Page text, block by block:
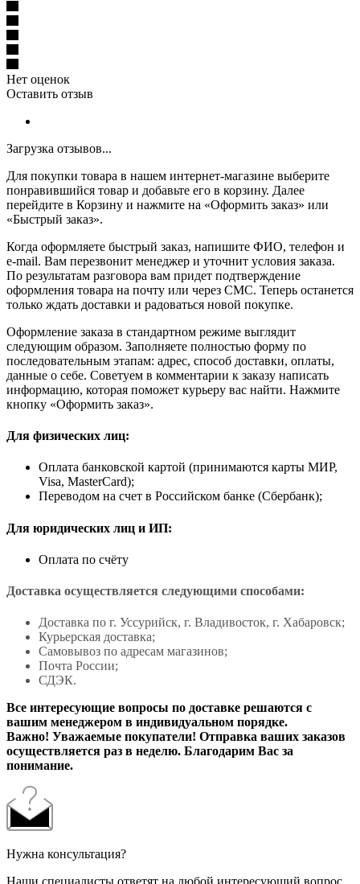
Нет оценок
Оставить отзыв
Загрузка отзывов...
Для покупки товара в нашем интернет-магазине выберите
понравившийся товар и добавьте его в корзину. Далее
перейдите в Корзину и нажмите на «Оформить заказ» или
«Быстрый заказ».
Когда оформляете быстрый заказ, напишите ФИО, телефон и
e-mail. Вам перезвонит менеджер и уточнит условия заказа.
По результатам разговора вам придет подтверждение
оформления товара на почту или через СМС. Теперь останется
только ждать доставки и радоваться новой покупке.
Оформление заказа в стандартном режиме выглядит
следующим образом. Заполняете полностью форму по
последовательным этапам: адрес, способ доставки, оплаты,
данные о себе. Советуем в комментарии к заказу написать
информацию, которая поможет курьеру вас найти. Нажмите
кнопку «Оформить заказ».
Для физических лиц:
Оплата банковской картой (принимаются карты МИР,
Visa, MasterCard);
Переводом на счет в Российском банке (Сбербанк);
Для юридических лиц и ИП:
Оплата по счёту
Доставка осуществляется следующими способами:
Доставка по г. Уссурийск, г. Владивосток, г. Хабаровск;
Курьерская доставка;
Самовывоз по адресам магазинов;
Почта России;
СДЭК.
Все интересующие вопросы по доставке решаются с
вашим менеджером в индивидуальном порядке.
Важно! Уважаемые покупатели! Отправка ваших заказов
осуществляется раз в неделю. Благодарим Вас за
понимание.
Нужна консультация?